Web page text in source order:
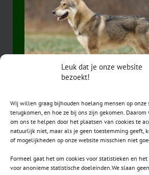
Leuk dat je onze website
bezoekt!
Wij willen graag bijhouden hoelang mensen op onze
terugkomen, en hoe ze bij ons zijn gekomen.
om ons te helpen door het plaatsen van cookies te
natuurlijk niet, maar als je geen toestemming geeft,
of mogelijkheden op onze website misschien niet
Formeel gaat het om cookies voor statistieken en
voor anonieme statistische doeleinden.We slaan